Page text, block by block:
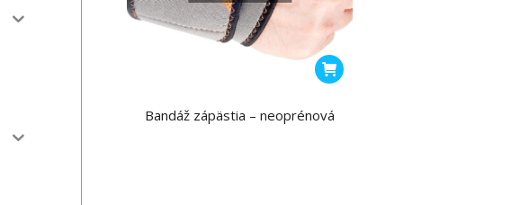
Bandáž zápästia – neoprénová